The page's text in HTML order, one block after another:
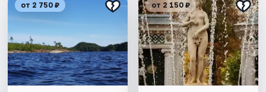
от 2 750 ₽ от 2 150 ₽